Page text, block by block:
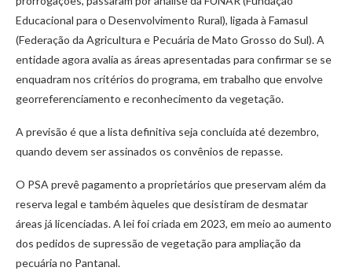
Educacional para o Desenvolvimento Rural), ligada à Famasul
(Federação da Agricultura e Pecuária de Mato Grosso do Sul). A
entidade agora avalia as áreas apresentadas para confirmar se se
enquadram nos critérios do programa, em trabalho que envolve
georreferenciamento e reconhecimento da vegetação.
A previsão é que a lista definitiva seja concluída até dezembro,
quando devem ser assinados os convênios de repasse.
O PSA prevê pagamento a proprietários que preservam além da
reserva legal e também àqueles que desistiram de desmatar
áreas já licenciadas. A lei foi criada em 2023, em meio ao aumento
dos pedidos de supressão de vegetação para ampliação da
pecuária no Pantanal.